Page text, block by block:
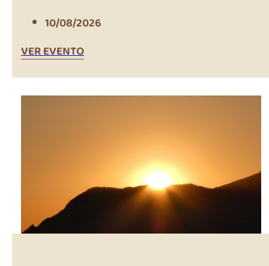
10/08/2026
VER EVENTO